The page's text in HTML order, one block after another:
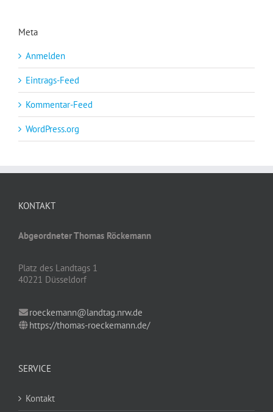
Meta
Anmelden
Eintrags-Feed
Kommentar-Feed
WordPress.org
KONTAKT
Abgeordneter Thomas Röckemann
Platz des Landtags 1
40221 Düsseldorf
roeckemann@landtag.nrw.de
https://thomas-roeckemann.de/
SERVICE
Kontakt